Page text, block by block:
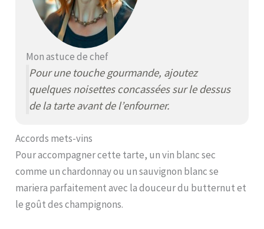
Mon astuce de chef
Pour une touche gourmande, ajoutez
quelques noisettes concassées sur le dessus
de la tarte avant de l’enfourner.
Accords mets-vins
Pour accompagner cette tarte, un vin blanc sec
comme un chardonnay ou un sauvignon blanc se
mariera parfaitement avec la douceur du butternut et
le goût des champignons.